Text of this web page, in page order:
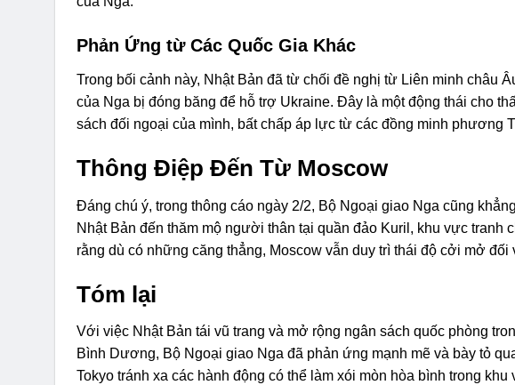
Phản Ứng từ Các Quốc Gia Khác
Trong bối cảnh này, Nhật Bản đã từ chối đề nghị từ Liên minh châu
của Nga bị đóng băng để hỗ trợ Ukraine. Đây là một động thái cho
sách đối ngoại của mình, bất chấp áp lực từ các đồng minh phương
Thông Điệp Đến Từ Moscow
Đáng chú ý, trong thông cáo ngày 2/2, Bộ Ngoại giao Nga cũng
Nhật Bản đến thăm mộ người thân tại quần đảo Kuril, khu vực
rằng dù có những căng thẳng, Moscow vẫn duy trì thái độ cởi mở
Tóm lại
Với việc Nhật Bản tái vũ trang và mở rộng ngân sách quốc phòng
Bình Dương, Bộ Ngoại giao Nga đã phản ứng mạnh mẽ và bày tỏ
Tokyo tránh xa các hành động có thể làm xói mòn hòa bình trong khu